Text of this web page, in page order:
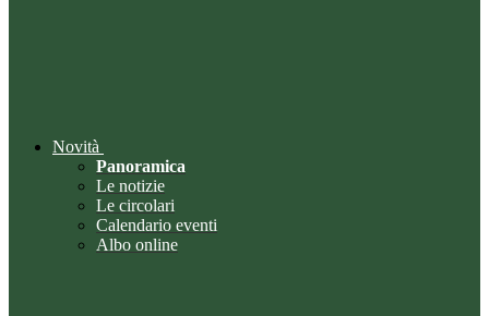
Novità
Panoramica
Le notizie
Le circolari
Calendario eventi
Albo online